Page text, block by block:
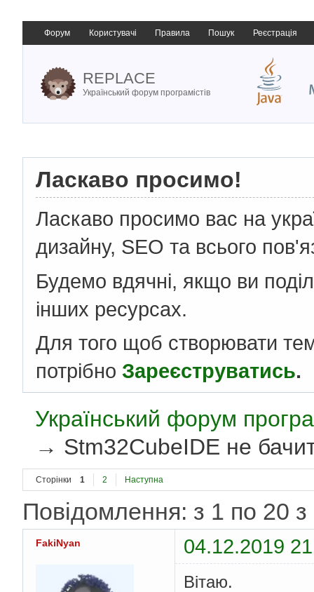
Форум Користувачі Правила Пошук Реєстрація
REPLACE
Український форум програмістів
Ласкаво просимо!
Ласкаво просимо вас на
дизайну, SEO та всього
Будемо вдячні, якщо ви
інших ресурсах.
Для того щоб створювати
потрібно Зареєструватись.
Український форум
→ Stm32CubeIDE не
Сторінки 1 2 Наступна
Повідомлення: з 1 по 20 з
FakiNyan 04.12.2019
Вітаю.